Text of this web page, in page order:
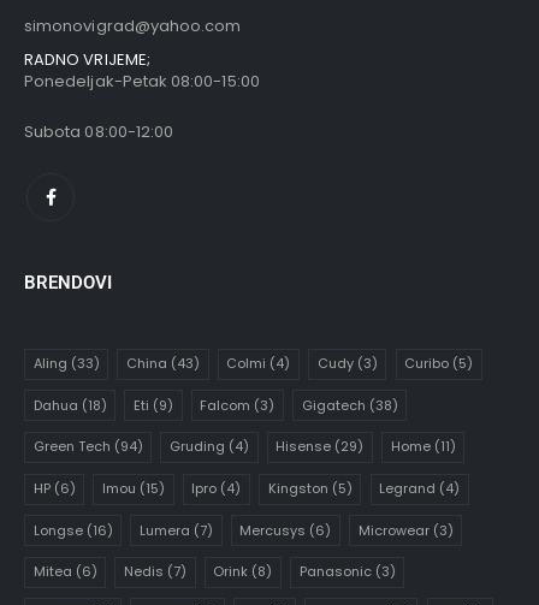
simonovigrad@yahoo.com
RADNO VRIJEME;
Ponedeljak-Petak 08:00-15:00
Subota 08:00-12:00
BRENDOVI
Aling (33) China (43) Colmi (4) Cudy(3) Curibo (5)
Dahua (18) Eti (9) Falcom (3) Gigatech (38)
Green Tech (94) Gruding (4) Hisense (29) Home(11)
HP(6) Imou (15) Ipro (4) Kingston (5) Legrand (4)
Longse(16) Lumera (7) Mercusys (6) Microwear(3)
Mitea (6) Nedis (7) Orink (8) Panasonic(3)